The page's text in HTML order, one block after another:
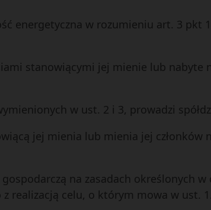
energetyczna w rozumieniu art. 3 pkt
stanowiącymi jej mienie lub nabyte
w ust. 2 i 3, prowadzi
jej mienia lub mienia jej członków
na zasadach określonych
realizacją celu, o którym mowa w ust. 1.